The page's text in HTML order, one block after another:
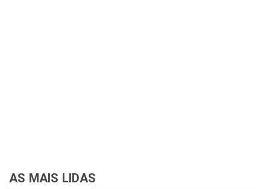
AS MAIS LIDAS